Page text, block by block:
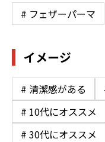
# フェザーパーマ
イメージ
# 清潔感がある
# 10代にオススメ
# 30代にオススメ